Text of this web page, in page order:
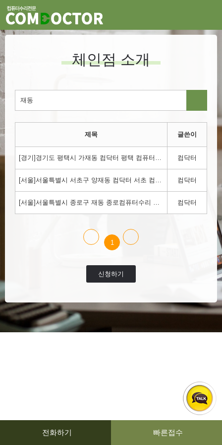
체인점 소개
제목 글쓴이
[경기]경기도 평택시 가재동 컴닥터 평택 컴퓨터수리 !!! 1800-3354 컴닥터
[서울]서울특별시 서초구 양재동 컴닥터 서초 컴퓨터수리 !!! 1800-3354 컴닥터
[서울]서울특별시 종로구 재동 종로컴퓨터수리 컴닥터!!! 1800-3354 컴닥터
1
신청하기
전화하기 빠른접수